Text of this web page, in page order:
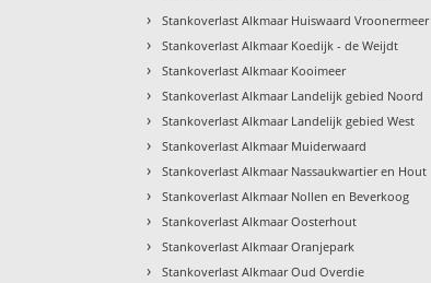
› Stankoverlast Alkmaar Huiswaard Vroonermeer
› Stankoverlast Alkmaar Koedijk - de Weijdt
› Stankoverlast Alkmaar Kooimeer
› Stankoverlast Alkmaar Landelijk gebied Noord
› Stankoverlast Alkmaar Landelijk gebied West
› Stankoverlast Alkmaar Muiderwaard
› Stankoverlast Alkmaar Nassaukwartier en Hout
› Stankoverlast Alkmaar Nollen en Beverkoog
› Stankoverlast Alkmaar Oosterhout
› Stankoverlast Alkmaar Oranjepark
› Stankoverlast Alkmaar Oud Overdie